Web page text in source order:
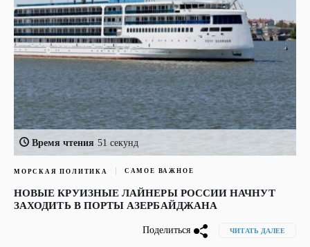
Время чтения 51 секунд
МОРСКАЯ ПОЛИТИКА САМОЕ ВАЖНОЕ
НОВЫЕ КРУИЗНЫЕ ЛАЙНЕРЫ РОССИИ НАЧНУТ
ЗАХОДИТЬ В ПОРТЫ АЗЕРБАЙДЖАНА
Поделиться ЧИТАТЬ ДАЛЕЕ